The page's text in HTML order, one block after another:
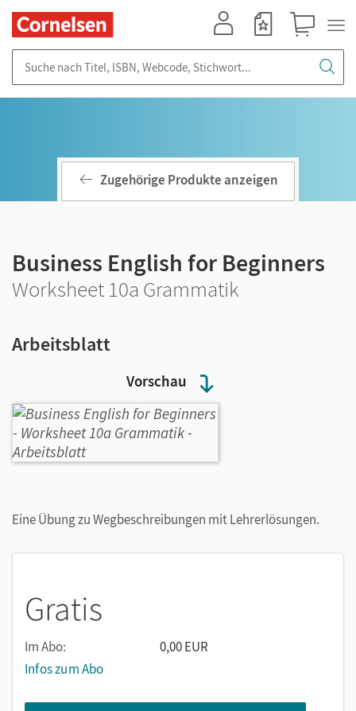
Vorschau
Zugehörige Produkte anzeigen
Business English for Beginners
Worksheet 10a Grammatik
Arbeitsblatt
Eine Übung zu Wegbeschreibungen mit Lehrerlösungen.
Gratis
Im Abo:
0,00 EUR
Infos zum Abo